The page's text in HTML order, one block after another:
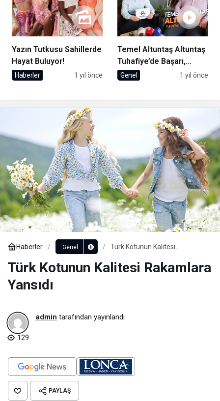
Yazın Tutkusu Sahillerde
Hayat Buluyor!
Haberler 1 yıl önce
Temel Altuntaş Altuntaş
Tuhafiye’de Başarı,
Çıraklıktan Zirveye
Genel 1 yıl önce
Haberler Genel
Türk Kotunun Kalitesi
Türk Kotunun Kalitesi Rakamlara
Yansıdı
admin tarafından yayınlandı
129
PAYLAŞ